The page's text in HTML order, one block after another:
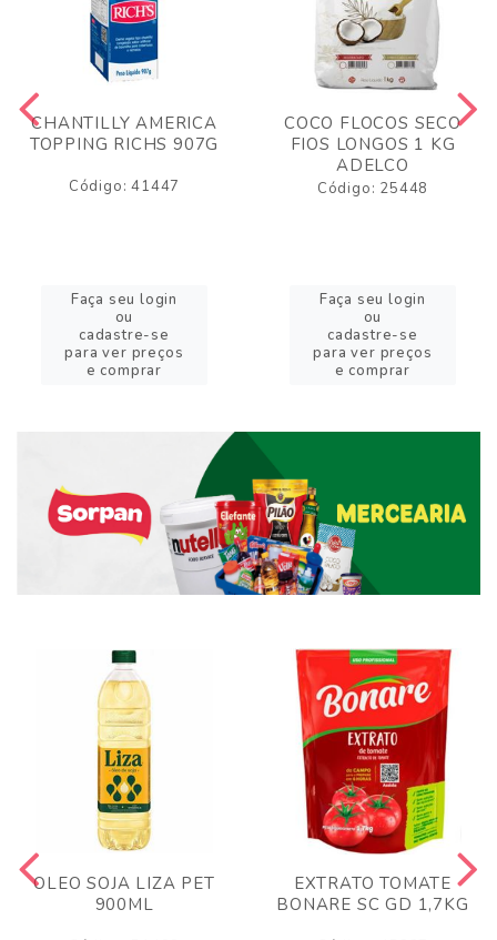
CHANTILLY AMERICA
TOPPING RICHS 907G
Código: 41447
Faça seu login
ou
cadastre-se
para ver preços
e comprar
COCO FLOCOS SECO
FIOS LONGOS 1 KG
ADELCO
Código: 25448
Faça seu login
ou
cadastre-se
para ver preços
e comprar
OLEO SOJA LIZA PET
900ML
EXTRATO TOMATE
BONARE SC GD 1,7KG